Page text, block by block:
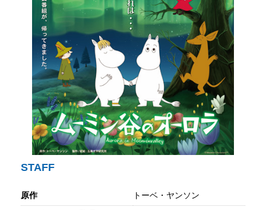
STAFF
原作 トーベ・ヤンソン